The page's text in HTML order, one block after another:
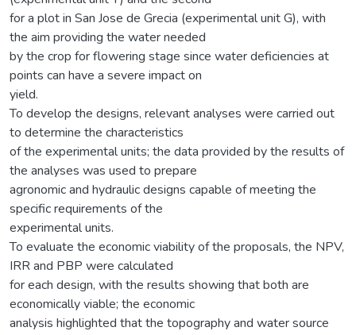
for a plot in San Jose de Grecia (experimental unit G), with
the aim providing the water needed
by the crop for flowering stage since water deficiencies at
points can have a severe impact on
yield.
To develop the designs, relevant analyses were carried out
to determine the characteristics
of the experimental units; the data provided by the results of
the analyses was used to prepare
agronomic and hydraulic designs capable of meeting the
specific requirements of the
experimental units.
To evaluate the economic viability of the proposals, the NPV,
IRR and PBP were calculated
for each design, with the results showing that both are
economically viable; the economic
analysis highlighted that the topography and water source